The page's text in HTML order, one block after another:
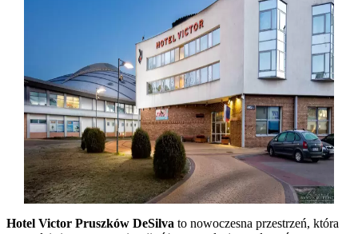
Hotel Victor Pruszków DeSilva to nowoczesna przestrzeń, która